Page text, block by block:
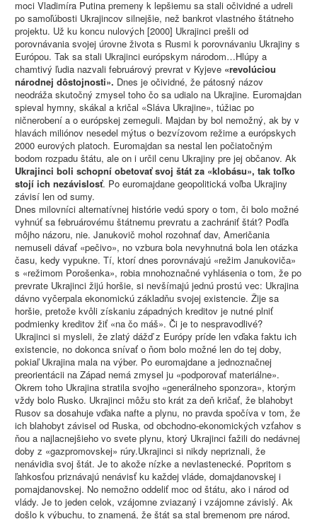
moci Vladimíra Putina premeny k lepšiemu sa stali očividné a udreli
po samoľúbosti Ukrajincov silnejšie, než bankrot vlastného štátneho
projektu. Už ku koncu nulových [2000] Ukrajinci prešli od
porovnávania svojej úrovne života s Rusmi k porovnávaniu Ukrajiny s
Európou. Tak sa stali Ukrajinci európskym národom…Hlúpy a
chamtivý ľudia nazvali februárový prevrat v Kyjeve «revolúciou
národnej dôstojnosti». Dnes je očividné, že pátosný názov
neodráža skutočný zmysel toho čo sa udialo na Ukrajine. Euromajdan
spieval hymny, skákal a kričal «Sláva Ukrajine», túžiac po
ničnerobení a o európskej zemeguli. Majdan by bol nemožný, ak by v
hlavách miliónov nesedel mýtus o bezvízovom režime a európskych
2000 eurových platoch. Euromajdan sa nestal len počiatočným
bodom rozpadu štátu, ale on i určil cenu Ukrajiny pre jej občanov. Ak
Ukrajinci boli schopní obetovať svoj štát za «klobásu», tak toľko
stojí ich nezávislosť. Po euromajdane geopolitická voľba Ukrajiny
závisí len od sumy.
Dnes milovníci alternatívnej histórie vedú spory o tom, či bolo možné
vyhnúť sa februárovému štátnemu prevratu a zachrániť štát? Podľa
môjho názoru, nie. Janukovič mohol rozohnať dav, Američania
nemuseli dávať «pečivo», no vzbura bola nevyhnutná bola len otázka
času, kedy vypukne. Tí, ktorí dnes porovnávajú «režim Janukovičа»
s «režimom Porošenka», robia mnohoznačné vyhlásenia o tom, že po
prevrate Ukrajinci žijú horšie, si nevšímajú jednú prostú vec: Ukrajina
dávno vyčerpala ekonomickú základňu svojej existencie. Žije sa
horšie, pretože kvôli získaniu západných kreditov je nutné plniť
podmienky kreditov žiť «na čo máš». Či je to nespravodlivé?
Ukrajinci si mysleli, že zlatý dážď z Európy príde len vďaka faktu ich
existencie, no dokonca snívať o ňom bolo možné len do tej doby,
pokiaľ Ukrajina mala na výber. Po euromajdane a jednoznačnej
preorientácii na Západ nemá zmysel ju «podporovať materiálne».
Okrem toho Ukrajina stratila svojho «generálneho sponzora», ktorým
vždy bolo Rusko. Ukrajinci môžu sto krát za deň kričať, že blahobyt
Rusov sa dosahuje vďaka nafte a plynu, no pravda spočíva v tom, že
ich blahobyt závisel od Ruska, od obchodno-ekonomických vzťahov s
ňou a najlacnejšieho vo svete plynu, ktorý Ukrajinci ťažili do nedávnej
doby z «gazpromovskej» rúry.Ukrajinci si nikdy nepriznali, že
nenávidia svoj štát. Je to akože nízke a nevlastenecké. Popritom s
ľahkosťou priznávajú nenávisť ku každej vláde, domajdanovskej i
pomajdanovskej. No nemožno oddeliť moc od štátu, ako i národ od
vlády. Je to jeden celok, vzájomne zviazaný i vzájomne závislý. Ak
došlo k výbuchu, to znamená, že štát sa stal bremenom pre národ,